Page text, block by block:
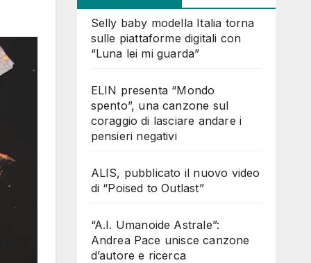
Selly baby modella Italia torna
sulle piattaforme digitali con
“Luna lei mi guarda”
ELIN presenta “Mondo
spento”, una canzone sul
coraggio di lasciare andare i
pensieri negativi
ALIS, pubblicato il nuovo video
di “Poised to Outlast”
“A.I. Umanoide Astrale”:
Andrea Pace unisce canzone
d’autore e ricerca